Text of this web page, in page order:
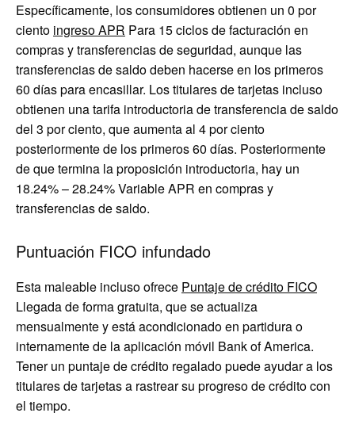
Específicamente, los consumidores obtienen un 0 por
ciento ingreso APR Para 15 ciclos de facturación en
compras y transferencias de seguridad, aunque las
transferencias de saldo deben hacerse en los primeros
60 días para encasillar. Los titulares de tarjetas incluso
obtienen una tarifa introductoria de transferencia de saldo
del 3 por ciento, que aumenta al 4 por ciento
posteriormente de los primeros 60 días. Posteriormente
de que termina la proposición introductoria, hay un
18.24% – 28.24% Variable APR en compras y
transferencias de saldo.
Puntuación FICO infundado
Esta maleable incluso ofrece Puntaje de crédito FICO
Llegada de forma gratuita, que se actualiza
mensualmente y está acondicionado en partidura o
internamente de la aplicación móvil Bank of America.
Tener un puntaje de crédito regalado puede ayudar a los
titulares de tarjetas a rastrear su progreso de crédito con
el tiempo.